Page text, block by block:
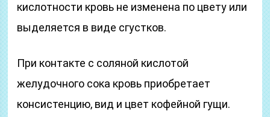
кислотности кровь не изменена по цвету или
выделяется в виде сгустков.
При контакте с соляной кислотой
желудочного сока кровь приобретает
консистенцию, вид и цвет кофейной гущи.